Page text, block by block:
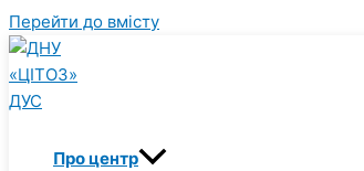
Перейти до вмісту
Про центр